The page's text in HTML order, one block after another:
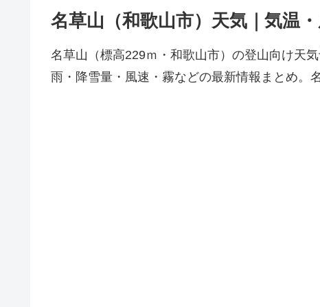
名草山（和歌山市）天気｜気温
名草山（標高229ｍ・和歌山市）の登山向け天
雨・降雪量・風速・霧などの最新情報まとめ。